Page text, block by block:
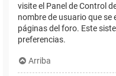
visite el Panel de Control
nombre de usuario que se
páginas del foro. Este
preferencias.
Arriba